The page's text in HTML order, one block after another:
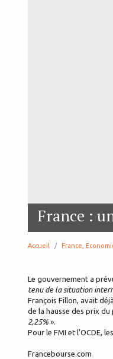
France :
Accueil France,
Le gouvernement a
tenu de la situation
François Fillon, avait
de la hausse des prix
2,25% ».
Pour le FMI et l’OCDE,
Francebourse.com